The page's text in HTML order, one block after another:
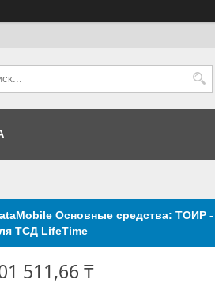
Основные средства: ТОИР
ТСД LifeTime
511,66 ₸